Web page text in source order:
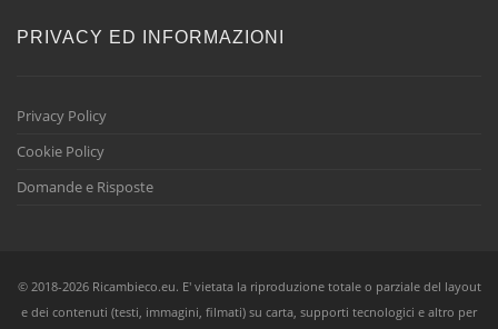
PRIVACY ED INFORMAZIONI
Privacy Policy
Cookie Policy
Domande e Risposte
© 2018-2026 Ricambieco.eu. E' vietata la riproduzione totale o parziale del layout
e dei contenuti (testi, immagini, filmati) su carta, supporti tecnologici e altro per